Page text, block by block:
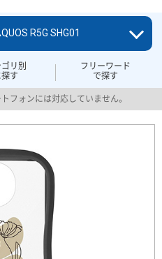
リ別
探す
フリーワード
で探す
R5G SHG01
フォンには対応していません。